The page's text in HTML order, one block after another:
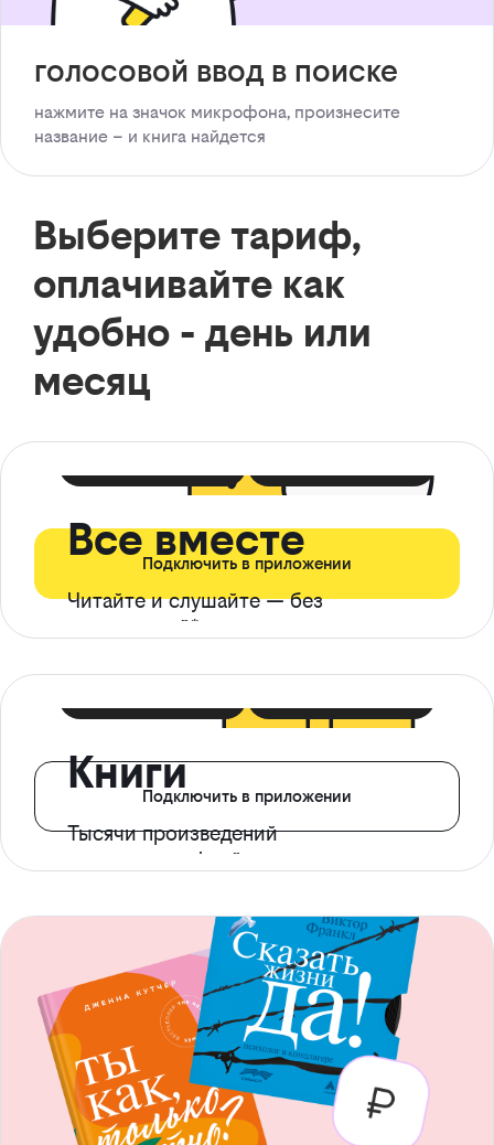
голосовой ввод в поиске
нажмите на значок микрофона, произнесите
название – и книга найдется
Выберите тариф,
оплачивайте как
удобно - день или
месяц
Все вместе
Читайте и слушайте — без
ограничений*
Подключить в приложении
Книги
Тысячи произведений
с доступом офлайн
Подключить в приложении